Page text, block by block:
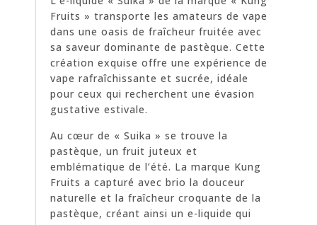
Fruits » transporte les amateurs de vape
dans une oasis de fraîcheur fruitée avec
sa saveur dominante de pastèque. Cette
création exquise offre une expérience de
vape rafraîchissante et sucrée, idéale
pour ceux qui recherchent une évasion
gustative estivale.
Au cœur de « Suika » se trouve la
pastèque, un fruit juteux et
emblématique de l’été. La marque Kung
Fruits a capturé avec brio la douceur
naturelle et la fraîcheur croquante de la
pastèque, créant ainsi un e-liquide qui